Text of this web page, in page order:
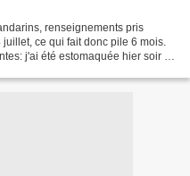
renseignements pris
ce qui fait donc pile 6 mois.
j'ai été estomaquée hier soir à